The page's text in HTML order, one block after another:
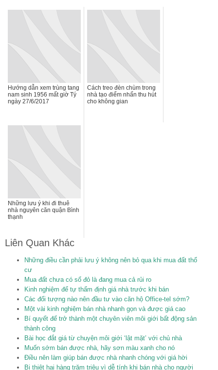
Hướng dẫn xem trùng tang
nam sinh 1956 mất giờ Tý
ngày 27/6/2017
Cách treo đèn chùm trong
nhà tạo điểm nhấn thu hút
cho không gian
Những lưu ý khi đi thuê
nhà nguyên căn quận Bình
thạnh
Liên Quan Khác
Những điều cần phải lưu ý không nên bỏ qua khi mua đất thổ
cư
Mua đất chưa có sổ đỏ là đang mua cả rủi ro
Kinh nghiệm để tự thẩm định giá nhà trước khi bán
Các đối tượng nào nên đầu tư vào căn hộ Office-tel sớm?
Một vài kinh nghiệm bán nhà nhanh gọn và được giá cao
Bí quyết để trở thành một chuyên viên môi giới bất động sản
thành công
Bài học đắt giá từ chuyện môi giới ‘lật mặt’ với chủ nhà
Muốn sớm bán được nhà, hãy sơn màu xanh cho nó
Điều nên làm giúp bán được nhà nhanh chóng với giá hời
Bị thiệt hại hàng trăm triệu vì dễ tính khi bán nhà cho người